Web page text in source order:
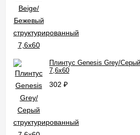
Плинтус Genesis Grey/
7,6x60
302 ₽